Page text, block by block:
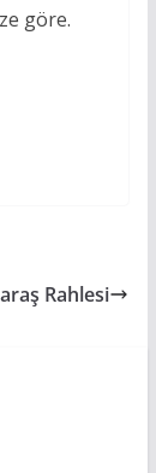
göre.
Rahlesi